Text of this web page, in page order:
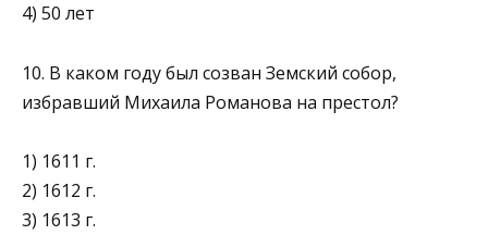
4) 50 лет
10. В каком году был созван Земский собор,
избравший Михаи­ла Романова на престол?
1) 1611 г.
2) 1612 г.
3) 1613 г.